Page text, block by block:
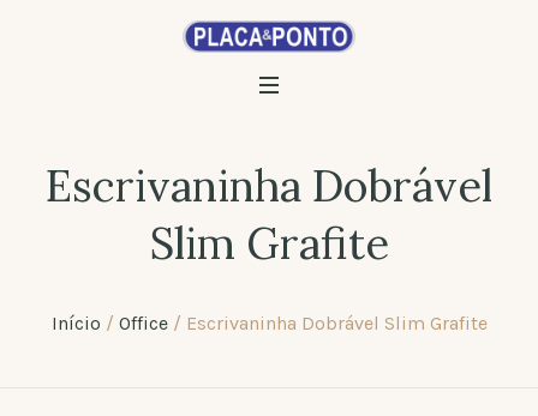
Escrivaninha Dobrável
Slim Grafite
Início / Office/ Escrivaninha Dobrável Slim Grafite